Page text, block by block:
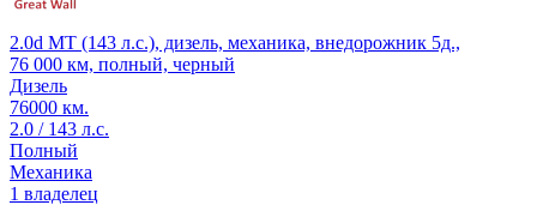
2.0d MT (143 л.с.), дизель, механика, внедорожник 5д.,
76 000 км, полный, черный
Дизель
76000 км.
2.0 / 143 л.с.
Полный
Механика
1 владелец